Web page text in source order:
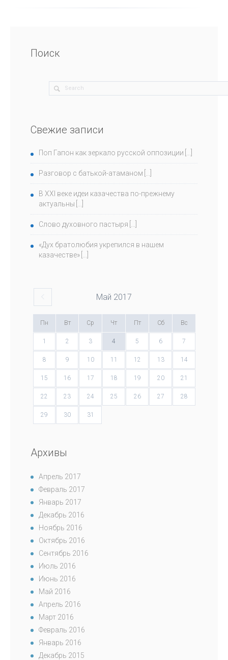
Поиск
Свежие записи
Поп Гапон как зеркало русской оппозиции
Разговор с батькой-атаманом
В ХХI веке идеи казачества по-прежнему
актуальны
Слово духовного пастыря
«Дух братолюбия укрепился в нашем
казачестве»
Май 2017
Пн Вт Ср Чт Пт Сб Вс
1 2 3 4 5 6 7
8 9 10 11 12 13 14
15 16 17 18 19 20 21
22 23 24 25 26 27 28
29 30 31
Архивы
Апрель 2017
Февраль 2017
Январь 2017
Декабрь 2016
Ноябрь 2016
Октябрь 2016
Сентябрь 2016
Июль 2016
Июнь 2016
Май 2016
Апрель 2016
Март 2016
Февраль 2016
Январь 2016
Декабрь 2015